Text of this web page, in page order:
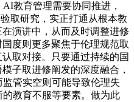
教育管理需要协同推进，
取研究，实正打通从根本教
演讲中，从而及时调整进修
度则更多聚焦于伦理规范取
取对接。只要通过持续的国
子取进修阐发的深度融合，
管实空则可能导致伦理失
教育不服等要素。做为此